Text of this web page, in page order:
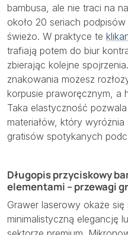
bambusa, ale nie traci na
około 20 seriach
świeżo. W praktyce te
trafiają potem do biur
zbierając kolejne
znakowania możesz
korpusie praworęcznym, a
Taka elastyczność
materiałów, który
gratisów spotykanych
Długopis przyciskowy
elementami – przewagi
Grawer laserowy okaże
minimalistyczną elegancję